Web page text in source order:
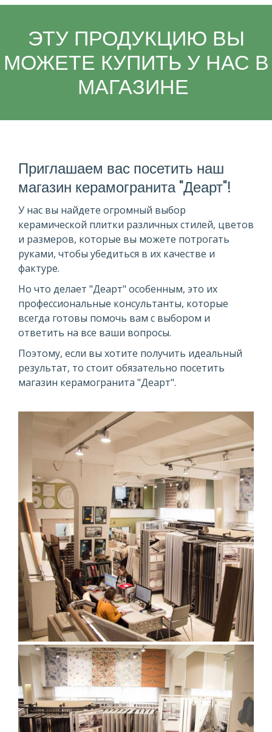
ЭТУ ПРОДУКЦИЮ ВЫ
МОЖЕТЕ КУПИТЬ У НАС В
МАГАЗИНЕ
Приглашаем вас посетить наш
магазин керамогранита "Деарт"!
У нас вы найдете огромный выбор
керамической плитки различных стилей, цветов
и размеров, которые вы можете потрогать
руками, чтобы убедиться в их качестве и
фактуре.
Но что делает "Деарт" особенным, это их
профессиональные консультанты, которые
всегда готовы помочь вам с выбором и
ответить на все ваши вопросы.
Поэтому, если вы хотите получить идеальный
результат, то стоит обязательно посетить
магазин керамогранита "Деарт".